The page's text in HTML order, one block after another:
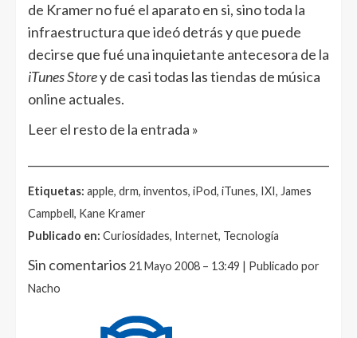
de Kramer no fué el aparato en si, sino toda la
infraestructura que ideó detrás y que puede
decirse que fué una inquietante antecesora de la
iTunes Storey de casi todas las tiendas de música
online actuales.
Leer el resto de la entrada »
Etiquetas: apple, drm, inventos, iPod, iTunes, IXI, James
Campbell, Kane Kramer
Publicado en: Curiosidades, Internet, Tecnología
Sin comentarios 21 Mayo 2008 – 13:49 | Publicado por
Nacho